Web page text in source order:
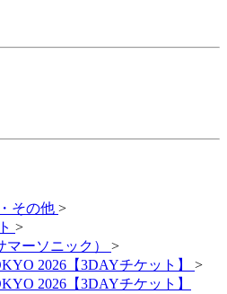
その他 >
>
ーソニック）
>
2026【3DAYチケット】
>
2026【3DAYチケット】